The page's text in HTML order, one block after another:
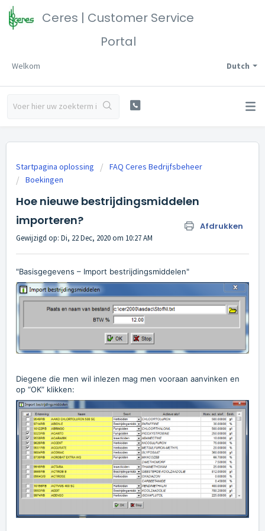
Ceres | Customer Service
Portal
Dutch
Welkom
Startpagina oplossing
FAQ Ceres Bedrijfsbeheer
Boekingen
Hoe nieuwe bestrijdingsmiddelen
importeren?
Afdrukken
Gewijzigd op: Di, 22 Dec, 2020 om 10:27 AM
"Basisgegevens – Import bestrijdingsmiddelen"
Diegene die men wil inlezen mag men vooraan aanvinken en
op “OK” klikken: